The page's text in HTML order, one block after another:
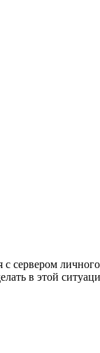
сервером
в этой